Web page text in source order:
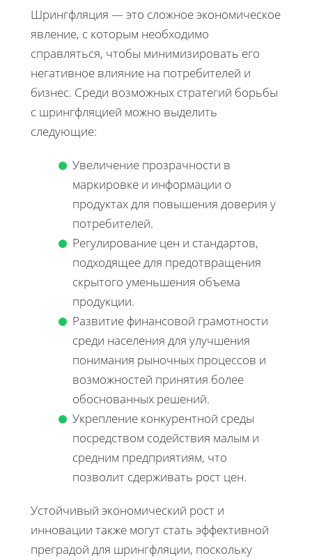
Шрингфляция — это сложное экономическое
явление, с которым необходимо
справляться, чтобы минимизировать его
негативное влияние на потребителей и
бизнес. Среди возможных стратегий борьбы
с шрингфляцией можно выделить
следующие:
Увеличение прозрачности в
маркировке и информации о
продуктах для повышения доверия у
потребителей.
Регулирование цен и стандартов,
подходящее для предотвращения
скрытого уменьшения объема
продукции.
Развитие финансовой грамотности
среди населения для улучшения
понимания рыночных процессов и
возможностей принятия более
обоснованных решений.
Укрепление конкурентной среды
посредством содействия малым и
средним предприятиям, что
позволит сдерживать рост цен.
Устойчивый экономический рост и
инновации также могут стать эффективной
преградой для шрингфляции, поскольку